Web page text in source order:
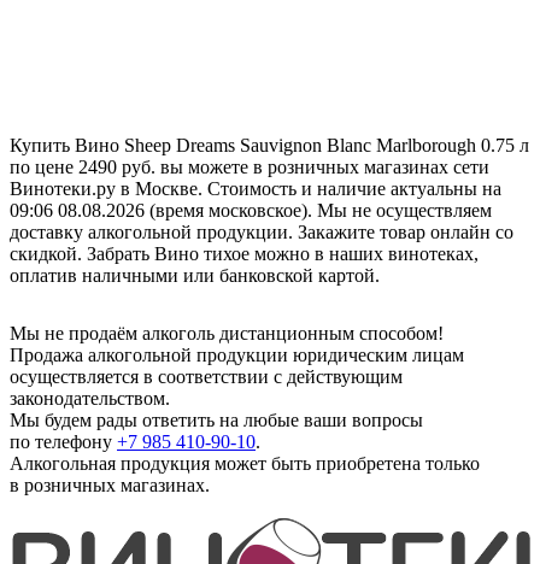
Купить Вино Sheep Dreams Sauvignon Blanc Marlborough 0.75 л
по цене 2490 руб. вы можете в розничных магазинах сети
Винотеки.ру в Москве. Стоимость и наличие актуальны на
09:06 08.08.2026 (время московское). Мы не осуществляем
доставку алкогольной продукции. Закажите товар онлайн со
скидкой. Забрать Вино тихое можно в наших винотеках,
оплатив наличными или банковской картой.
Мы не продаём алкоголь дистанционным способом!
Продажа алкогольной продукции юридическим лицам
осуществляется в соответствии с действующим
законодательством.
Мы будем рады ответить на любые ваши вопросы
по телефону +7 985 410-90-10.
Алкогольная продукция может быть приобретена только
в розничных магазинах.